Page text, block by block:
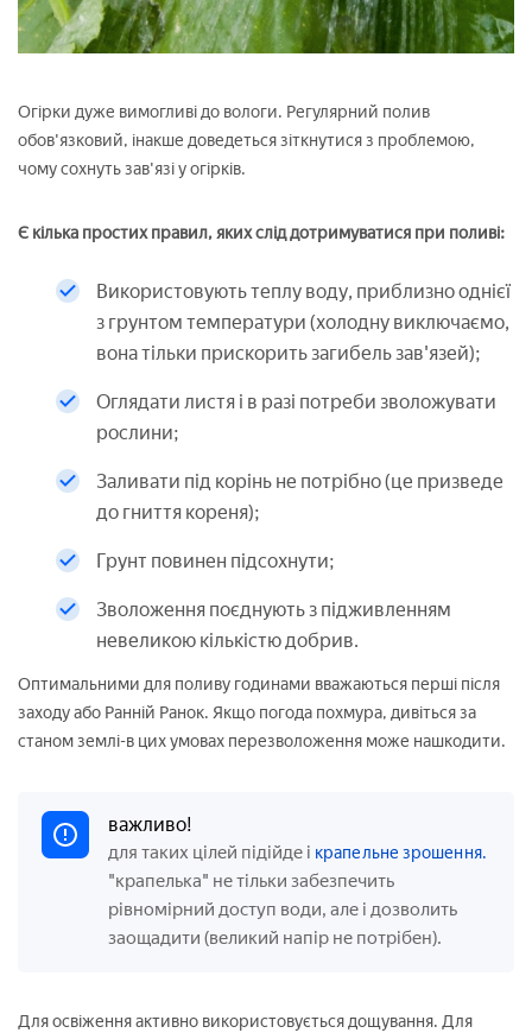
Огірки дуже вимогливі до вологи. Регулярний полив
обов'язковий, інакше доведеться зіткнутися з проблемою,
чому сохнуть зав'язі у огірків.
Є кілька простих правил, яких слід дотримуватися при поливі:
Використовують теплу воду, приблизно однієї
з грунтом температури (холодну виключаємо,
вона тільки прискорить загибель зав'язей);
Оглядати листя і в разі потреби зволожувати
рослини;
Заливати під корінь не потрібно (це призведе
до гниття кореня);
Грунт повинен підсохнути;
Зволоження поєднують з підживленням
невеликою кількістю добрив.
Оптимальними для поливу годинами вважаються перші після
заходу або Ранній Ранок. Якщо погода похмура, дивіться за
станом землі-в цих умовах перезволоження може нашкодити.
важливо!
для таких цілей підійде і крапельне зрошення.
"крапелька" не тільки забезпечить
рівномірний доступ води, але і дозволить
заощадити (великий напір не потрібен).
Для освіження активно використовується дощування. Для